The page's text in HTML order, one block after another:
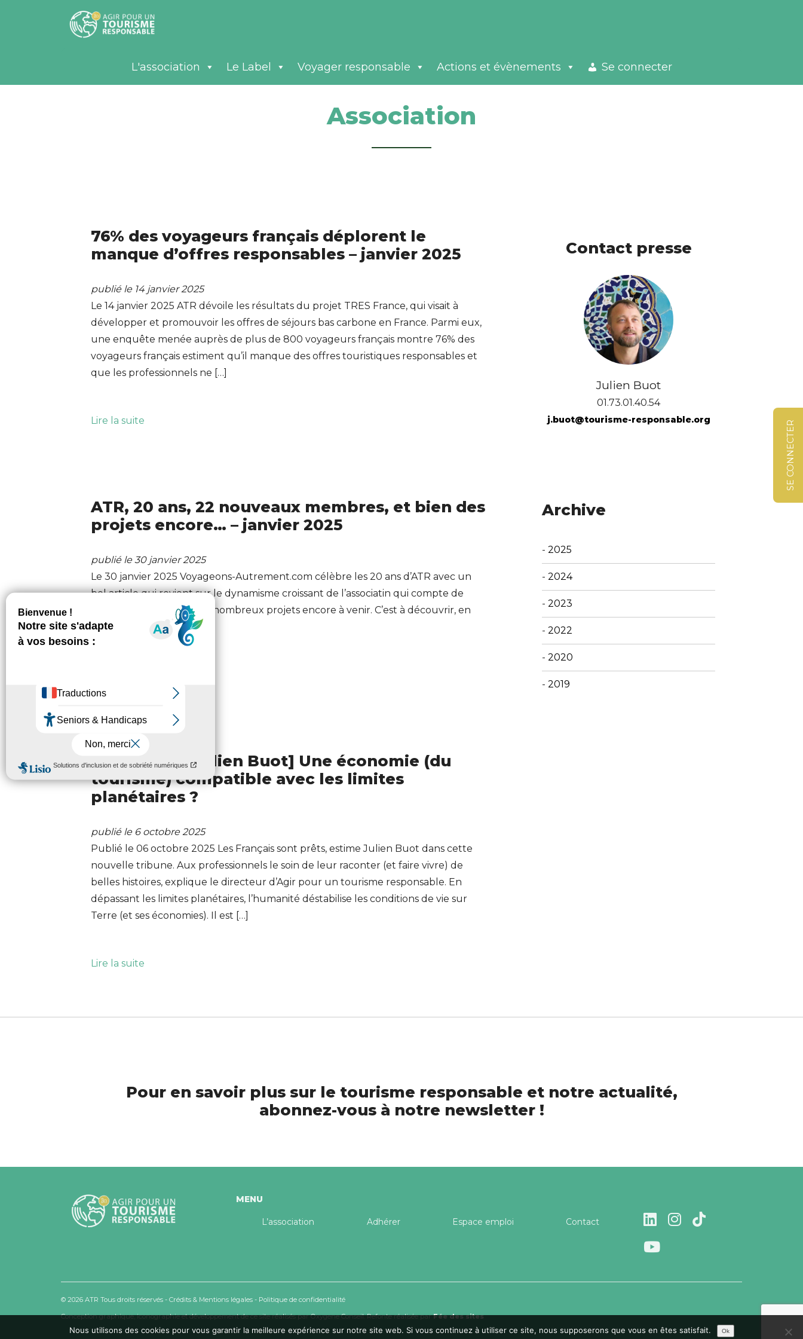
SE CONNECTER
L'association Le Label Voyager responsable Actions et évènements Se connecter
Association
76% des voyageurs français déplorent le
manque d’offres responsables – janvier 2025
publié le 14 janvier 2025
Le 14 janvier 2025 ATR dévoile les résultats du projet TRES France, qui visait à
développer et promouvoir les offres de séjours bas carbone en France. Parmi eux,
une enquête menée auprès de plus de 800 voyageurs français montre 76% des
voyageurs français estiment qu’il manque des offres touristiques responsables et
que les professionnels ne […]
Lire la suite
ATR, 20 ans, 22 nouveaux membres, et bien des
projets encore… – janvier 2025
publié le 30 janvier 2025
Le 30 janvier 2025 Voyageons-Autrement.com célèbre les 20 ans d’ATR avec un
bel article qui revient sur le dynamisme croissant de l’associatin qui compte de
nouveaux entrants et de nombreux projets encore à venir. C’est à découvrir, en
cliquant ici.
[Tribune de Julien Buot] Une économie (du
tourisme) compatible avec les limites
planétaires ?
publié le 6 octobre 2025
Publié le 06 octobre 2025 Les Français sont prêts, estime Julien Buot dans cette
nouvelle tribune. Aux professionnels le soin de leur raconter (et faire vivre) de
belles histoires, explique le directeur d’Agir pour un tourisme responsable. En
dépassant les limites planétaires, l’humanité déstabilise les conditions de vie sur
Terre (et ses économies). Il est […]
Lire la suite
Contact presse
Julien Buot
01.73.01.40.54
j.buot@tourisme-responsable.org
Archive
- 2025
- 2024
- 2023
- 2022
- 2020
- 2019
Pour en savoir plus sur le tourisme responsable et notre actualité,
abonnez-vous à notre newsletter !
MENU
L’association Adhérer Espace emploi Contact
© 2026 ATR Tous droits réservés - Crédits & Mentions légales - Politique de confidentialité
Conception graphique, iconographie et développement de ce site réalisés parOxygene Conseil. Refonte réalisée parFée des sites
Nous utilisons des cookies pour vous garantir la meilleure expérience sur notre site web. Si vous continuez à utiliser ce site, nous supposerons que vous en êtes satisfait. Ok